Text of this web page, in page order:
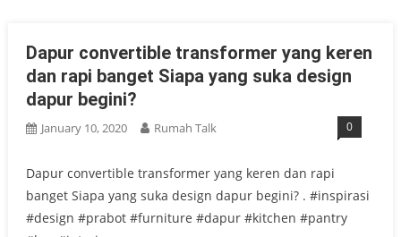
Dapur convertible transformer yang keren
dan rapi banget Siapa yang suka design
dapur begini?
January 10, 2020 Rumah Talk 0
Dapur convertible transformer yang keren dan rapi
banget Siapa yang suka design dapur begini? . #inspirasi
#design #prabot #furniture #dapur #kitchen #pantry